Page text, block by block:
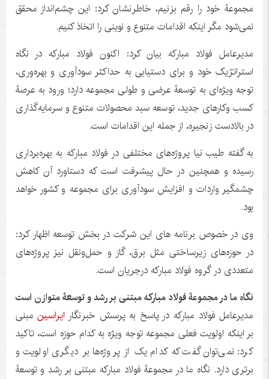
مجموعۀ خود را رقم بزنیم، خاطرنشان کرد: این چشم‌انداز محقق
نمی‌شود مگر اینکه اقدامات متنوع و نوینی را اتخاذ کنیم.
مدیرعامل فولاد مبارکه بیان کرد: اکنون فولاد مبارکه در نگاه
استراتژیک خود و برای دستیابی به حداکثر سودآوری و بهره‌وری،
توجه ویژه‌ای به توسعۀ عرضی و طولی مجموعه دارد؛ ورود به عرصۀ
کسب ‌وکارهای جدید، توسعه سبد محصولات متنوع و سرمایه‌گذاری
در بالادست زنجیره، از جمله این اقدامات است.
به گفته طیب نیا پروژه‌های مختلفی در فولاد مبارکه به بهره‌برداری
رسیده و همچنین در حال پیشرفت است که دستاورد آن کاهش
چشمگیر واردات و افزایش سودآوری برای مجموعه و کشور خواهد
بود.
وی در خصوص برنامه های این شرکت در بخش توسعه اظهار کرد:
در حوزه‌های زیرساختی مثل برق، گاز و حمل‌ونقل نیز پروژه‌های
متعددی در گروه فولاد مبارکه درجریان است.
نگاه ما در مجموعۀ فولاد مبارکه مبتنی بر رشد و توسعۀ متوازن است
مدیرعامل فولاد مبارکه در پاسخ به پرسش خبرنگار ایراسینمبنی
بر اینکه اولویت فعلی مجموعه توجه ویژه به کدام حوزه است، تاکید
کرد: نمی‌توان گفت که کدام یک از پروژه‌ها بر دیگری اولویت و
برتری دارد. نگاه ما در مجموعۀ فولاد مبارکه مبتنی بر رشد و توسعۀ